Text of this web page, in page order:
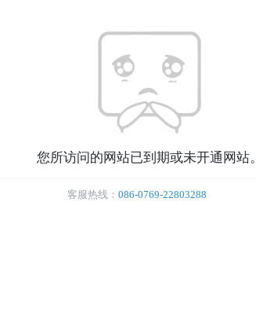
您所访问的网站已到期或未开通网站。
客服热线： 086-0769-22803288